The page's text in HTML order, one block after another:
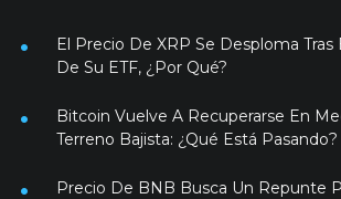
El Precio De XRP Se Desploma
De Su ETF, ¿Por Qué?
Bitcoin Vuelve A Recuperarse En
Terreno Bajista: ¿Qué Está Pasando?
Precio De BNB Busca Un Repunte